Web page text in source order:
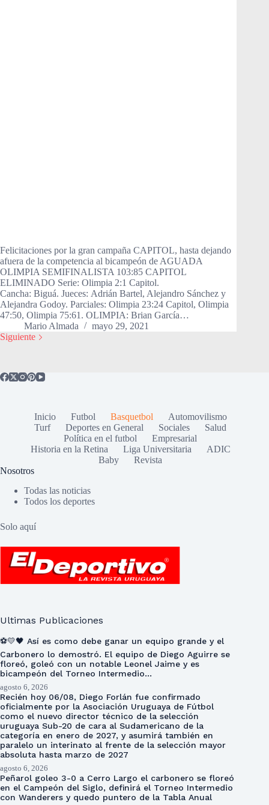
Felicitaciones por la gran campaña CAPITOL, hasta dejando
afuera de la competencia al bicampeón de AGUADA
OLIMPIA SEMIFINALISTA 103:85 CAPITOL
ELIMINADO Serie: Olimpia 2:1 Capitol.
Cancha: Biguá. Jueces: Adrián Bartel, Alejandro Sánchez y
Alejandra Godoy. Parciales: Olimpia 23:24 Capitol, Olimpia
47:50, Olimpia 75:61. OLIMPIA: Brian García…
Mario Almada
mayo 29, 2021
Siguiente
Inicio Futbol Basquetbol
Automovilismo
Turf
Deportes en General Sociales
Salud
Política en el futbol
Empresarial
Historia en la Retina
Liga Universitaria
ADIC
Baby
Revista
Nosotros
Todas las noticias
Todos los deportes
Solo aquí
Ultimas Publicaciones
⚽💛🖤 Así es como debe ganar un equipo grande y el
Carbonero lo demostró. El equipo de Diego Aguirre se
floreó, goleó con un notable Leonel Jaime y es
bicampeón del Torneo Intermedio…
agosto 6, 2026
Recién hoy 06/08, Diego Forlán fue confirmado
oficialmente por la Asociación Uruguaya de Fútbol
como el nuevo director técnico de la selección
uruguaya Sub-20 de cara al Sudamericano de la
categoría en enero de 2027, y asumirá también en
paralelo un interinato al frente de la selección mayor
absoluta hasta marzo de 2027
agosto 6, 2026
Peñarol goleo 3-0 a Cerro Largo el carbonero se floreó
en el Campeón del Siglo, definirá el Torneo Intermedio
con Wanderers y quedo puntero de la Tabla Anual